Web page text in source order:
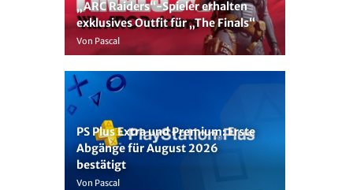
„ARC Raiders“-Spieler erhalten
exklusives Outfit für „The Finals“
Von Pascal
PS Plus Extra und Premium: Erste
Abgänge für August 2026
bestätigt
Von Pascal